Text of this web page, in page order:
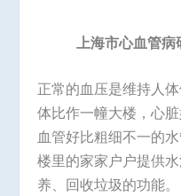
上海市心血管
正常的血压是维持人
体比作一幢大楼，心
血管好比粗细不一的
楼里的家家户户提供
养、回收垃圾的功能。